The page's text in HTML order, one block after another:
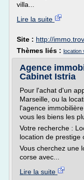
villa...
Lire la suite
Site : http://
Thèmes liés : location
Agence
Cabinet Istria
Pour l'achat d'un
Marseille, ou la
l'agence
vous les biens les
Votre recherche :
location de prestige
Vous cherchez une
corse avec...
Lire la suite